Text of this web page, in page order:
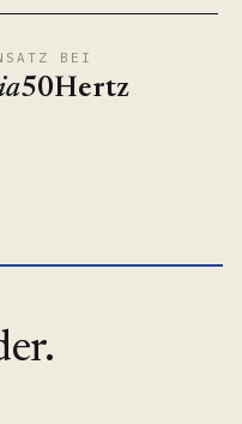
BEI
50Hertz